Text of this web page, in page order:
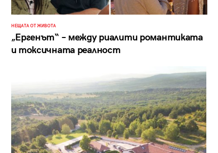
НЕЩАТА ОТ ЖИВОТА
„Ергенът“ – между риалити романтиката
и токсичната реалност